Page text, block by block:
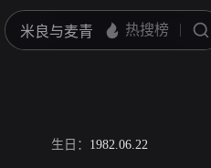
生日： 1982.06.22